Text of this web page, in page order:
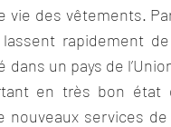
vie des vêtements.
rapidement
dans un pays de
en très bon état
nouveaux services